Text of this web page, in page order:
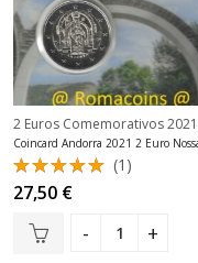
2 Euros Comemorativos 2021
Avaliação
5.00 de 5
(1)
27,50 €